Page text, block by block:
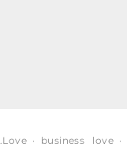
· business love ·